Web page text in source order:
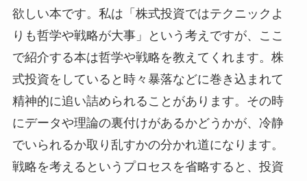
欲しい本です。私は「株式投資ではテクニックよ
りも哲学や戦略が大事」という考えですが、ここ
で紹介する本は哲学や戦略を教えてくれます。株
式投資をしていると時々暴落などに巻き込まれて
精神的に追い詰められることがあります。その時
にデータや理論の裏付けがあるかどうかが、冷静
でいられるか取り乱すかの分かれ道になります。
戦略を考えるというプロセスを省略すると、投資